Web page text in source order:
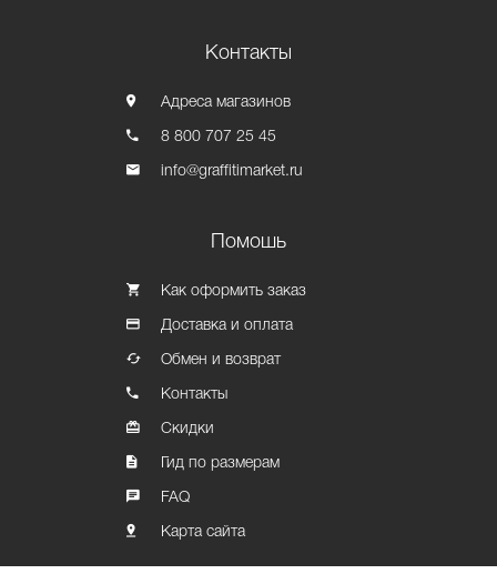
Контакты
Адреса магазинов
8 800 707 25 45
info@graffitimarket.ru
Помошь
Как оформить заказ
Доставка и оплата
Обмен и возврат
Контакты
Скидки
Гид по размерам
FAQ
Карта сайта